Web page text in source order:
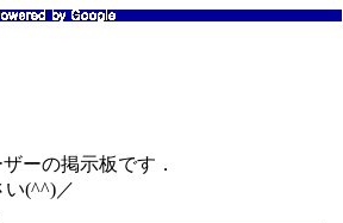
ーの掲示板です．
(^^)／